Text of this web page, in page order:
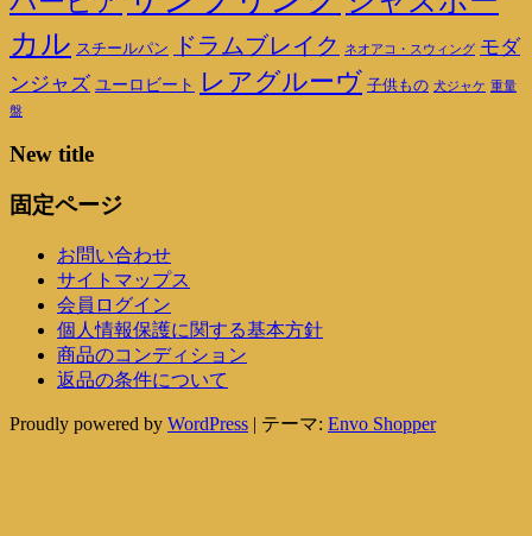
カル スチールパン ドラムブレイク ネオアコ・スウィング モダ
ンジャズ ユーロビート レアグルーヴ 子供もの 犬ジャケ 重量
盤
New title
固定ページ
お問い合わせ
サイトマップス
会員ログイン
個人情報保護に関する基本方針
商品のコンディション
返品の条件について
Proudly powered by WordPress | テーマ: Envo Shopper